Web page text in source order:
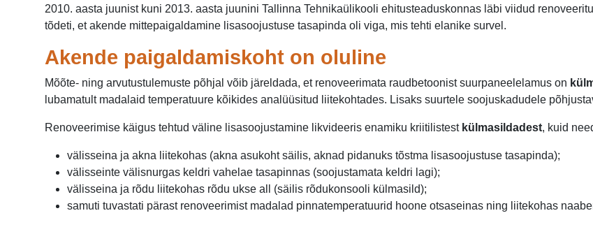
2010. aasta juunist kuni 2013. aasta juunini Tallinna Tehnikaülikooli ehitusteaduskonnas läbi viidud
tõdeti, et akende mittepaigaldamine lisasoojustuse tasapinda oli viga, mis tehti elanike survel.
Akende paigaldamiskoht on oluline
Mõõte- ning arvutustulemuste põhjal võib järeldada, et renoveerimata raudbetoonist suurpaneelelamus on
lubamatult madalaid temperatuure kõikides analüüsitud liitekohtades. Lisaks suurtele soojuskadudele
Renoveerimise käigus tehtud väline lisasoojustamine likvideeris enamiku kriitilistest külmasildadest, kuid
välisseina ja akna liitekohas (akna asukoht säilis, aknad pidanuks tõstma lisasoojustuse tasapinda);
välisseinte välisnurgas keldri vahelae tasapinnas (soojustamata keldri lagi);
välisseina ja rõdu liitekohas rõdu ukse all (säilis rõdukonsooli külmasild);
samuti tuvastati pärast renoveerimist madalad pinnatemperatuurid hoone otsaseinas ning liitekohas